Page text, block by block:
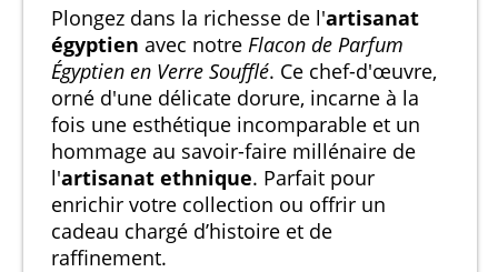
Plongez dans la richesse de l'artisanat
égyptien avec notre Flacon de Parfum
Égyptien en Verre Soufflé. Ce chef-d'œuvre,
orné d'une délicate dorure, incarne à la
fois une esthétique incomparable et un
hommage au savoir-faire millénaire de
l'artisanat ethnique. Parfait pour
enrichir votre collection ou offrir un
cadeau chargé d’histoire et de
raffinement.